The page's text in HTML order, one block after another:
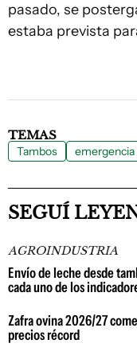
pasado, se
estaba prevista
TEMAS
Tambos emergencia
SEGUÍ
AGROINDUSTRIA
Envío de leche desde
cada uno de los
Zafra ovina 2026/27
precios récord